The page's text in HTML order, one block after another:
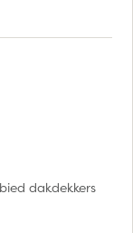
dakdekkers